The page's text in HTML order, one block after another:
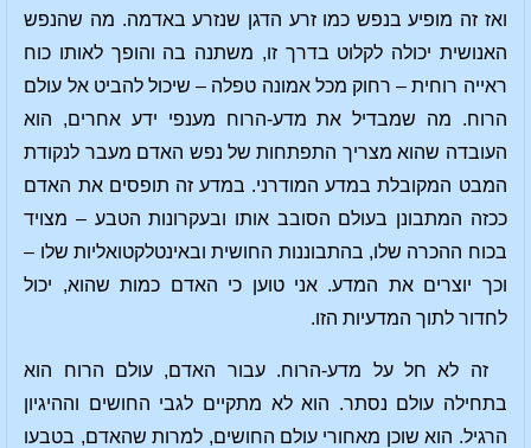
ואז זה מופיע בנפש כמו זרע הדגן שנזרע באדמה. מה שהנפש
האנושית יכולה לקלוט בדרך זו, משתנה בה והופך לאותו כוח
ראייה רוחית – רחוק מכל אמונה טפלה – שיכול להביט אל עולם
הרוח. מה שמבדיל את מדע-הרוח מענפי ידע אחרים, הוא
העובדה שהוא מצריך התפתחות של נפש האדם מעבר לנקודת
המבט המקובלת במדע המודרני. במדע זה תופסים את האדם
ככזה המתבונן בעולם הסובב אותו ובעקרונות הטבע – מצויד
בכוח ההכרה שלו, בהתבוננות החושית ובאינטלקטואליות שלו –
וכך יוצרים את המדע. אני טוען כי האדם כמות שהוא, יכול
לחדור לתוך המדעיות הזו.
זה לא חל על מדע-הרוח. עבור האדם, עולם הרוח הוא
בתחילה עולם נסתר. הוא לא מתקיים לגבי החושים וההיגיון
הרגיל. הוא שוכן מאחורי עולם החושים, למרות שהאדם, בטבעו